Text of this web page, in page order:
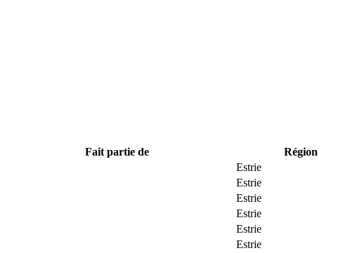
Fait partie de Région
Estrie
Estrie
Estrie
Estrie
Estrie
Estrie